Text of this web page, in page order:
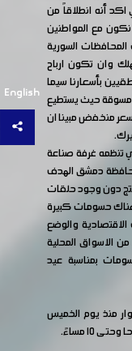
English
أنه انطلاقاً من
نكون مع المواطنين
السورية
وان تكون ارباح
بأسعارنا سيما
مسوقة حيث يستطيع
منخفض مبينا ان
تنظمه غرفة صناعة
دمشق الهدف
دون وجود حلقات
حسومات كبيرة
والوضع
الاسواق المحلية
بمناسبة عيد
منذ يوم الخميس